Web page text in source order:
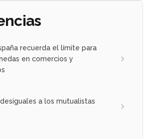
recuerda el límite para
en comercios y
a los mutualistas